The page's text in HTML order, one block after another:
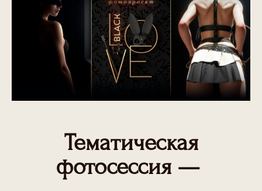
Тематическая
фотосессия —